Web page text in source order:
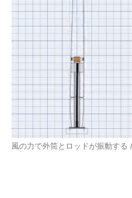
風の力で外筒とロッドが振動する